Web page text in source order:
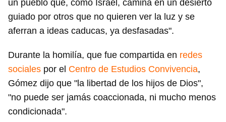
un pueblo que, como Israel, camina en un desierto
guiado por otros que no quieren ver la luz y se
aferran a ideas caducas, ya desfasadas".
Durante la homilía, que fue compartida en redes
sociales por el Centro de Estudios Convivencia,
Gómez dijo que "la libertad de los hijos de Dios",
"no puede ser jamás coaccionada, ni mucho menos
condicionada".